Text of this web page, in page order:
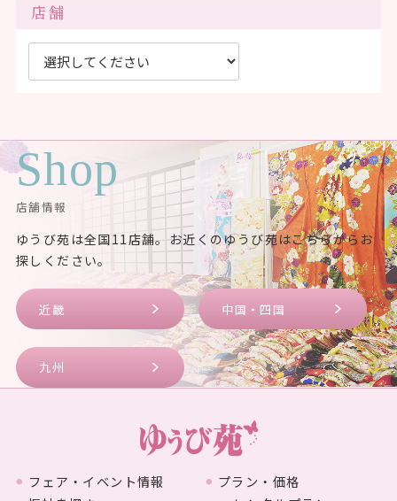
店舗
Shop
店舗情報
ゆうび苑は全国11店舗。お近くのゆうび苑はこちらからお
探しください。
近畿 中国・四国
九州
フェア・イベント情報
プラン・価格